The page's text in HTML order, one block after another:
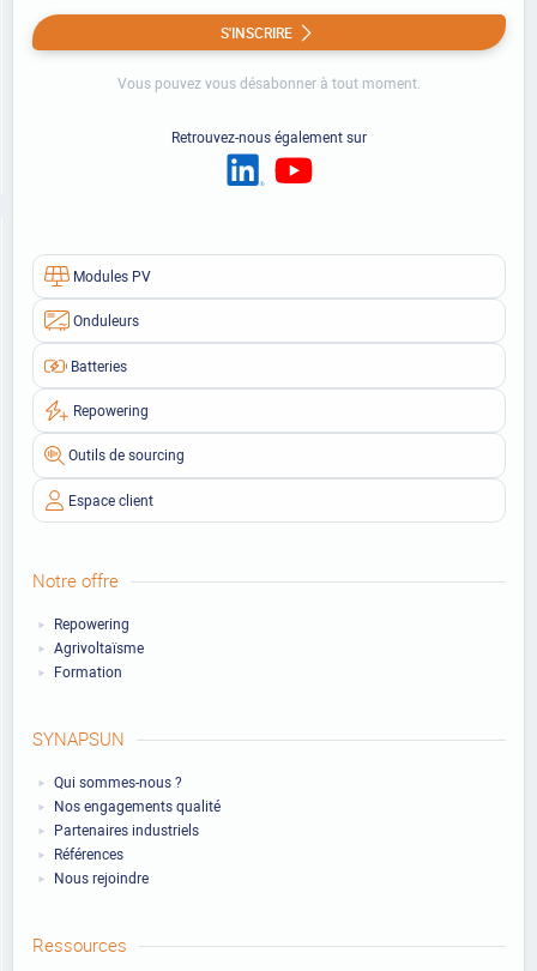
Modules PV
Onduleurs
Batteries
Repowering
Outils de sourcing
Espace client
Notre offre
Repowering
Agrivoltaïsme
Formation
SYNAPSUN
Qui sommes-nous ?
Nos engagements qualité
Partenaires industriels
Références
Nous rejoindre
Ressources
S'INSCRIRE
Vous pouvez vous désabonner à tout moment.
Retrouvez-nous également sur